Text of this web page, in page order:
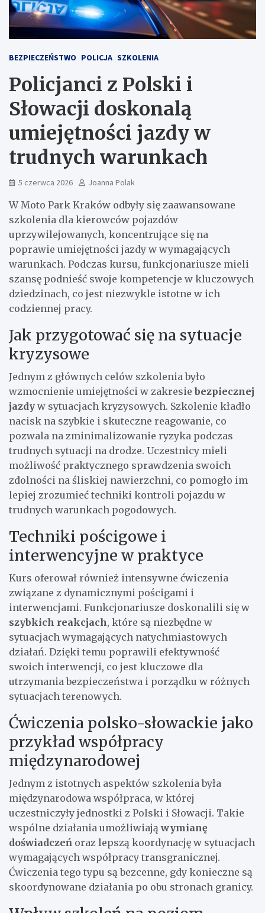
BEZPIECZEŃSTWO POLICJA SZKOLENIA
Policjanci z Polski i
Słowacji doskonalą
umiejętności jazdy w
trudnych warunkach
5 czerwca 2026 Joanna Polak
W Moto Park Kraków odbyły się zaawansowane
szkolenia dla kierowców pojazdów
uprzywilejowanych, koncentrujące się na
poprawie umiejętności jazdy w wymagających
warunkach. Podczas kursu, funkcjonariusze mieli
szansę podnieść swoje kompetencje w kluczowych
dziedzinach, co jest niezwykle istotne w ich
codziennej pracy.
Jak przygotować się na sytuacje
kryzysowe
Jednym z głównych celów szkolenia było
wzmocnienie umiejętności w zakresie bezpiecznej
jazdy w sytuacjach kryzysowych. Szkolenie kładło
nacisk na szybkie i skuteczne reagowanie, co
pozwala na zminimalizowanie ryzyka podczas
trudnych sytuacji na drodze. Uczestnicy mieli
możliwość praktycznego sprawdzenia swoich
zdolności na śliskiej nawierzchni, co pomogło im
lepiej zrozumieć techniki kontroli pojazdu w
trudnych warunkach pogodowych.
Techniki pościgowe i
interwencyjne w praktyce
Kurs oferował również intensywne ćwiczenia
związane z dynamicznymi pościgami i
interwencjami. Funkcjonariusze doskonalili się w
szybkich reakcjach, które są niezbędne w
sytuacjach wymagających natychmiastowych
działań. Dzięki temu poprawili efektywność
swoich interwencji, co jest kluczowe dla
utrzymania bezpieczeństwa i porządku w różnych
sytuacjach terenowych.
Ćwiczenia polsko-słowackie jako
przykład współpracy
międzynarodowej
Jednym z istotnych aspektów szkolenia była
międzynarodowa współpraca, w której
uczestniczyły jednostki z Polski i Słowacji. Takie
wspólne działania umożliwiająwymianę
doświadczeń oraz lepszą koordynację w sytuacjach
wymagających współpracy transgranicznej.
Ćwiczenia tego typu są bezcenne, gdy konieczne są
skoordynowane działania po obu stronach granicy.